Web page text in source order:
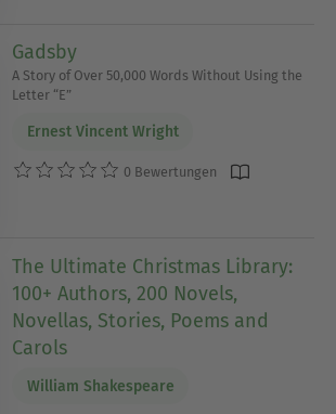
Gadsby
A Story of Over 50,000 Words Without Using the
Letter “E”
Ernest Vincent Wright
0 Bewertungen
The Ultimate Christmas Library:
100+ Authors, 200 Novels,
Novellas, Stories, Poems and
Carols
William Shakespeare